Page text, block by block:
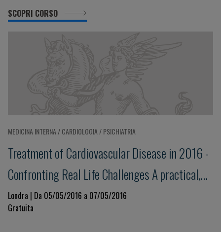
SCOPRI CORSO
MEDICINA INTERNA / CARDIOLOGIA / PSICHIATRIA
Treatment of Cardiovascular Disease in 2016 -
Confronting Real Life Challenges A practical,
interactive workshop
Londra | Da 05/05/2016 a 07/05/2016
Gratuita